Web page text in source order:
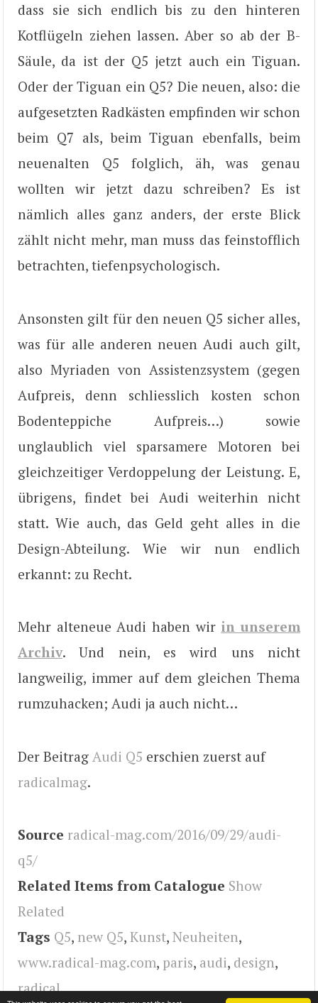
dass sie sich endlich bis zu den hinteren
Kotflügeln ziehen lassen. Aber so ab der B-
Säule, da ist der Q5 jetzt auch ein Tiguan.
Oder der Tiguan ein Q5? Die neuen, also: die
aufgesetzten Radkästen empfinden wir schon
beim Q7 als, beim Tiguan ebenfalls, beim
neuenalten Q5 folglich, äh, was genau
wollten wir jetzt dazu schreiben? Es ist
nämlich alles ganz anders, der erste Blick
zählt nicht mehr, man muss das feinstofflich
betrachten, tiefenpsychologisch.
Ansonsten gilt für den neuen Q5 sicher alles,
was für alle anderen neuen Audi auch gilt,
also Myriaden von Assistenzsystem (gegen
Aufpreis, denn schliesslich kosten schon
Bodenteppiche Aufpreis…) sowie
unglaublich viel sparsamere Motoren bei
gleichzeitiger Verdoppelung der Leistung. E,
übrigens, findet bei Audi weiterhin nicht
statt. Wie auch, das Geld geht alles in die
Design-Abteilung. Wie wir nun endlich
erkannt: zu Recht.
Mehr alteneue Audi haben wir in unserem
Archiv. Und nein, es wird uns nicht
langweilig, immer auf dem gleichen Thema
rumzuhacken; Audi ja auch nicht…
Der Beitrag Audi Q5 erschien zuerst auf
radicalmag.
Source radical-mag.com/2016/09/29/audi-
q5/
Related Items from Catalogue Show
Related
Tags Q5, new Q5, Kunst, Neuheiten,
www.radical-mag.com, paris, audi, design,
radical